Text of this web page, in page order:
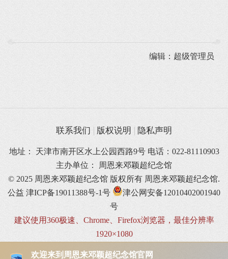
编辑：超级管理员
欢迎来到周恩来邓颖超纪念馆官网
联系我们 版权说明 隐私声明
地址： 天津市南开区水上公园西路9号 电话：022-81110903
主办单位： 周恩来邓颖超纪念馆
© 2025 周恩来邓颖超纪念馆 版权所有 周恩来邓颖超纪念馆.
公益 津ICP备19011388号-1号
津公网安备12010402001940
号
建议使用360极速、Chrome、Firefox浏览器，最佳分辨率
1920×1080